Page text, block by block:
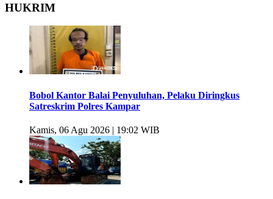
HUKRIM
Bobol Kantor Balai Penyuluhan, Pelaku Diringkus
Satreskrim Polres Kampar
Kamis, 06 Agu 2026 | 19:02 WIB